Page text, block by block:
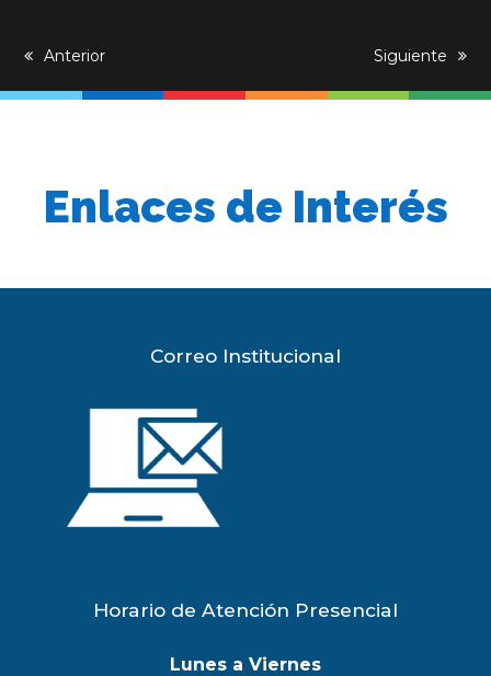
previous
Anterior
next
Siguiente
Enlaces de Interés
Correo Institucional
Horario de Atención Presencial
Lunes a Viernes